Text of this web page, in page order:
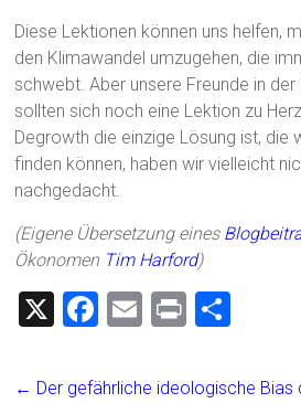
Diese Lektionen können uns helfen,
den Klimawandel umzugehen, die
schwebt. Aber unsere Freunde in
sollten sich noch eine Lektion zu
Degrowth die einzige Lösung ist, die
finden können, haben wir vielleicht
nachgedacht.
(Eigene Übersetzung eines
Ökonomen Tim Harford)
X
F
ce
E
ai
Pr
t
e
← Der gefährliche ideologische Bias